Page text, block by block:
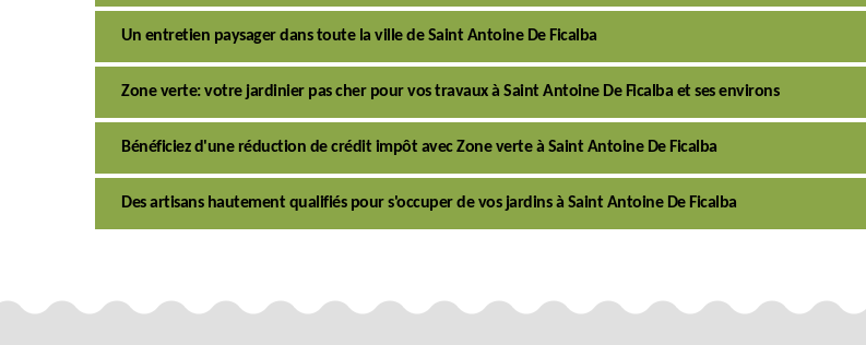
Un entretien paysager dans toute la ville de Saint Antoine De Ficalba
Zone verte: votre jardinier pas cher pour vos travaux à Saint Antoine De Ficalba et ses environs
Bénéficiez d'une réduction de crédit impôt avec Zone verte à Saint Antoine De Ficalba
Des artisans hautement qualifiés pour s'occuper de vos jardins à Saint Antoine De Ficalba